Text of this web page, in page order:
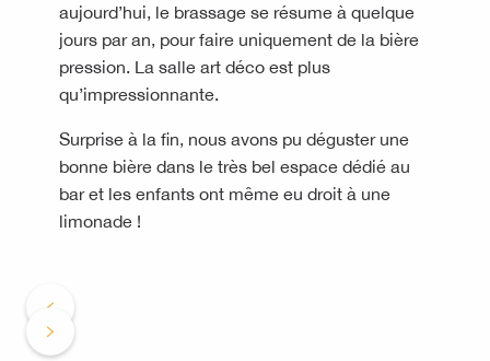
aujourd’hui, le brassage se résume à quelque
jours par an, pour faire uniquement de la bière
pression. La salle art déco est plus
qu’impressionnante.
Surprise à la fin, nous avons pu déguster une
bonne bière dans le très bel espace dédié au
bar et les enfants ont même eu droit à une
limonade !